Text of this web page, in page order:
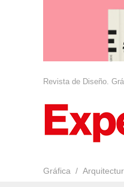
Revista de Diseño.
Gráfica